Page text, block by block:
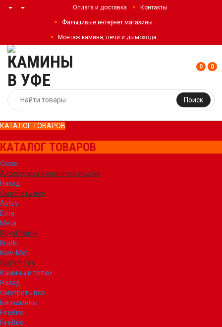
Оплата и доставка Контакты
Фальшивые интернет магазины
Монтаж камина, печи и дымохода
Поиск
0 0
КАТАЛОГ ТОВАРОВ
КАТАЛОГ ТОВАРОВ
Close
Аксессуары и комплектующие
Назад
Смотреть все
Astov
Etna
Meta
Royal Flame
Kratki
Kaw-Met
Glamm Fire
Камины и топки
Назад
Смотреть все
Биокамины
FireBird
FireBird